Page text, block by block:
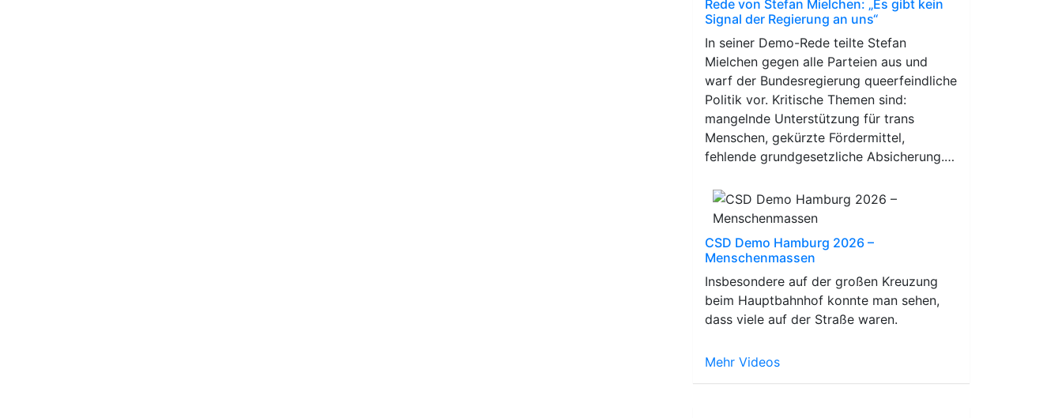
Rede von Stefan Mielchen: „Es gibt kein
Signal der Regierung an uns“
In seiner Demo-Rede teilte Stefan
Mielchen gegen alle Parteien aus und
warf der Bundesregierung queerfeindliche
Politik vor. Kritische Themen sind:
mangelnde Unterstützung für trans
Menschen, gekürzte Fördermittel,
fehlende grundgesetzliche Absicherung.…
CSD Demo Hamburg 2026 –
Menschenmassen
Insbesondere auf der großen Kreuzung
beim Hauptbahnhof konnte man sehen,
dass viele auf der Straße waren.
Mehr Videos